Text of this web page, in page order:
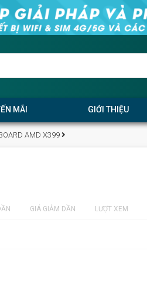
MÃI GIỚI THIỆU
AMD X399
GIÁ GIẢM DẦN LƯỢT XEM